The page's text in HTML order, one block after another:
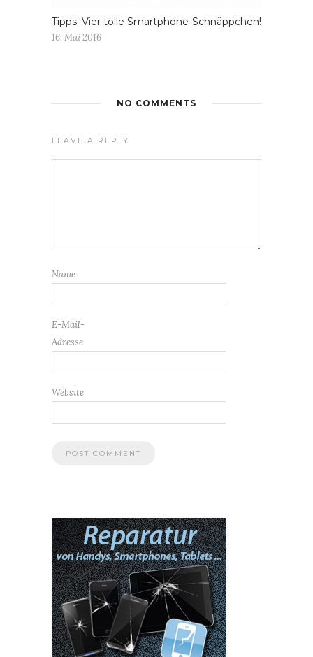
Tipps: Vier tolle Smartphone-Schnäppchen!
16. Mai 2016
NO COMMENTS
LEAVE A REPLY
Name
E-Mail-
Adresse
Website